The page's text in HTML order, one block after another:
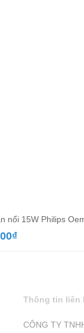
nổi 15W Philips
₫
Thông tin liên
CÔNG TY